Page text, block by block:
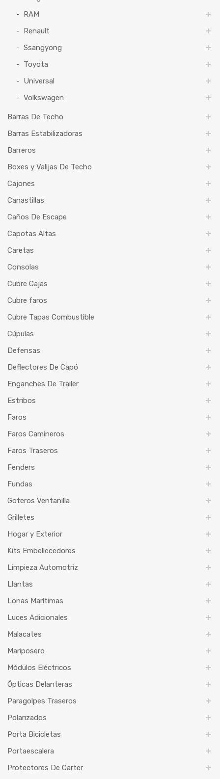
RAM
Renault
Ssangyong
Toyota
Universal
Volkswagen
Barras De Techo
Barras Estabilizadoras
Barreros
Boxes y Valijas De Techo
Cajones
Canastillas
Caños De Escape
Capotas Altas
Caretas
Consolas
Cubre Cajas
Cubre faros
Cubre Tapas Combustible
Cúpulas
Defensas
Deflectores De Capó
Enganches De Trailer
Estribos
Faros
Faros Camineros
Faros Traseros
Fenders
Fundas
Goteros Ventanilla
Grilletes
Hogar y Exterior
Kits Embellecedores
Limpieza Automotriz
Llantas
Lonas Marítimas
Luces Adicionales
Malacates
Mariposero
Módulos Eléctricos
Ópticas Delanteras
Paragolpes Traseros
Polarizados
Porta Bicicletas
Portaescalera
Protectores De Carter